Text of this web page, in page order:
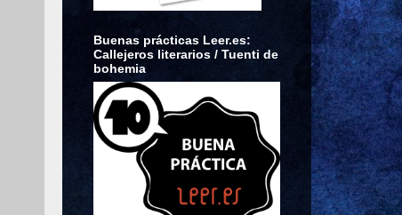
Buenas prácticas Leer.es:
Callejeros literarios / Tuenti de
bohemia